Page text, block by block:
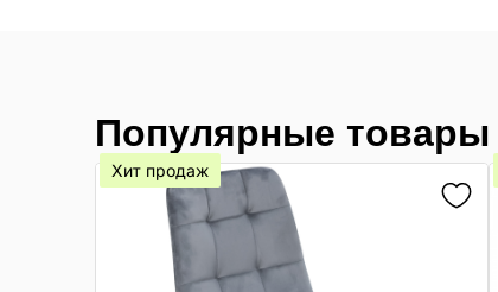
Популярные товары
Хит продаж